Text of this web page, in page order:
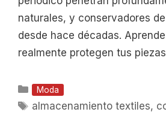
naturales, y conservadores
desde hace décadas.
realmente protegen tus
Categorías
Moda
Etiquetas
almacenamiento textiles,